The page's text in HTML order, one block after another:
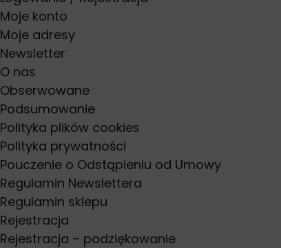
Moje konto
Moje adresy
Newsletter
O nas
Obserwowane
Podsumowanie
Polityka plików cookies
Polityka prywatności
Pouczenie o Odstąpieniu od Umowy
Regulamin Newslettera
Regulamin sklepu
Rejestracja
Rejestracja – podziękowanie